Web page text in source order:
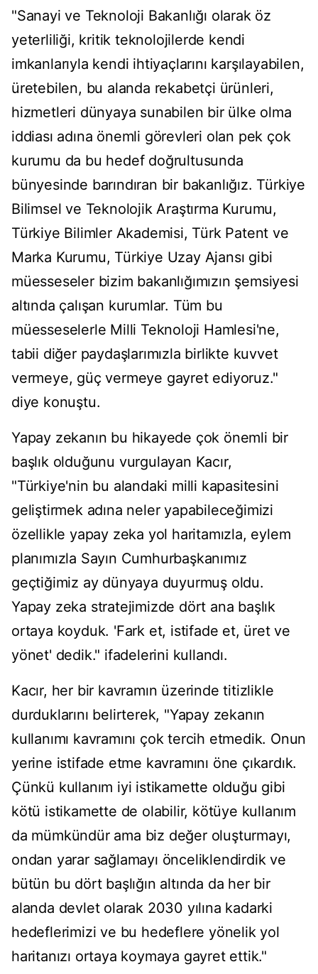
"Sanayi ve Teknoloji Bakanlığı olarak öz
yeterliliği, kritik teknolojilerde kendi
imkanlarıyla kendi ihtiyaçlarını karşılayabilen,
üretebilen, bu alanda rekabetçi ürünleri,
hizmetleri dünyaya sunabilen bir ülke olma
iddiası adına önemli görevleri olan pek çok
kurumu da bu hedef doğrultusunda
bünyesinde barındıran bir bakanlığız. Türkiye
Bilimsel ve Teknolojik Araştırma Kurumu,
Türkiye Bilimler Akademisi, Türk Patent ve
Marka Kurumu, Türkiye Uzay Ajansı gibi
müesseseler bizim bakanlığımızın şemsiyesi
altında çalışan kurumlar. Tüm bu
müesseselerle Milli Teknoloji Hamlesi'ne,
tabii diğer paydaşlarımızla birlikte kuvvet
vermeye, güç vermeye gayret ediyoruz."
diye konuştu.
Yapay zekanın bu hikayede çok önemli bir
başlık olduğunu vurgulayan Kacır,
"Türkiye'nin bu alandaki milli kapasitesini
geliştirmek adına neler yapabileceğimizi
özellikle yapay zeka yol haritamızla, eylem
planımızla Sayın Cumhurbaşkanımız
geçtiğimiz ay dünyaya duyurmuş oldu.
Yapay zeka stratejimizde dört ana başlık
ortaya koyduk. 'Fark et, istifade et, üret ve
yönet' dedik." ifadelerini kullandı.
Kacır, her bir kavramın üzerinde titizlikle
durduklarını belirterek, "Yapay zekanın
kullanımı kavramını çok tercih etmedik. Onun
yerine istifade etme kavramını öne çıkardık.
Çünkü kullanım iyi istikamette olduğu gibi
kötü istikamette de olabilir, kötüye kullanım
da mümkündür ama biz değer oluşturmayı,
ondan yarar sağlamayı önceliklendirdik ve
bütün bu dört başlığın altında da her bir
alanda devlet olarak 2030 yılına kadarki
hedeflerimizi ve bu hedeflere yönelik yol
haritanızı ortaya koymaya gayret ettik."